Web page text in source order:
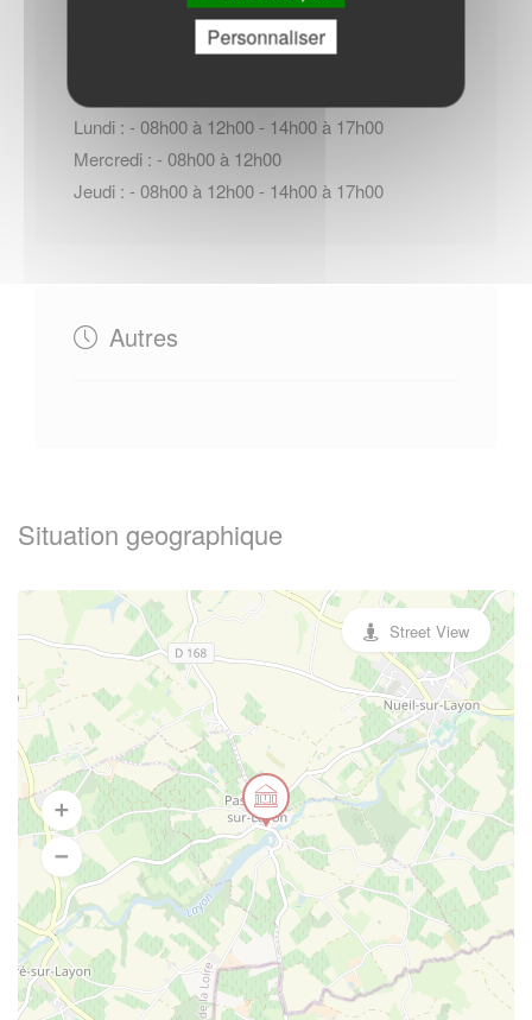
Lundi : - 08h00 à 12h00 - 14h00 à 17h00
Mercredi : - 08h00 à 12h00
Jeudi : - 08h00 à 12h00 - 14h00 à 17h00
Autres
Situation geographique
Street View
Personnaliser